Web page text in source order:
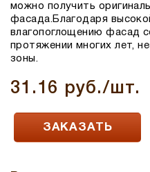
можно получить
фасада.Благодаря
влагопоглощению фасад
протяжении многих лет,
зоны.
31.16 руб./шт.
ЗАКАЗАТЬ